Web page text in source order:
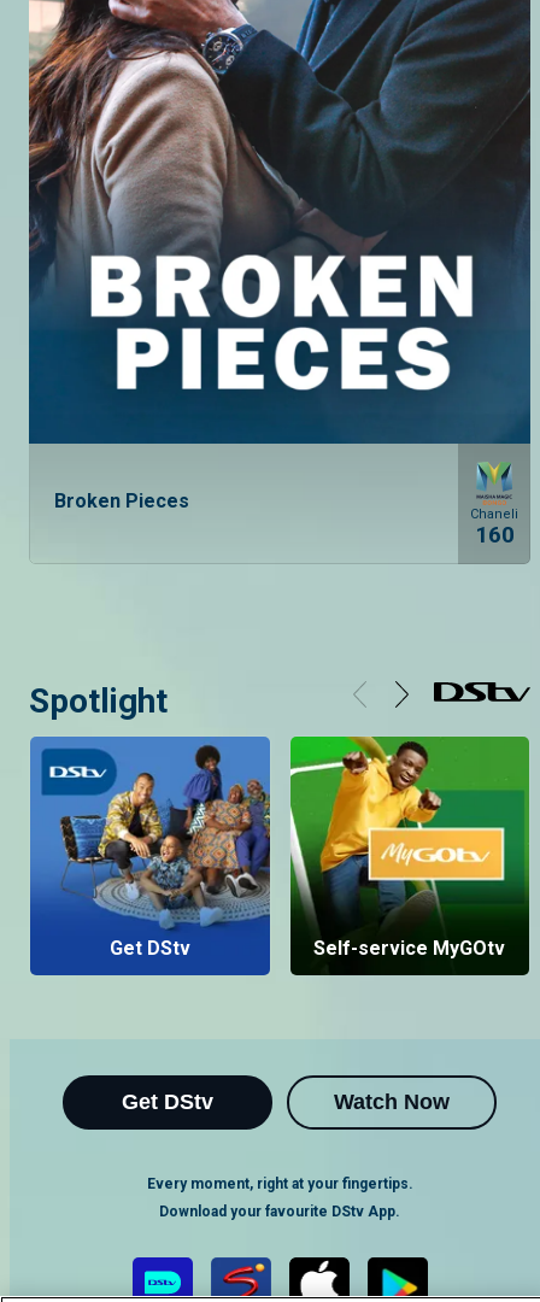
Broken Pieces
Chaneli
160
Spotlight
Get DStv Self-service MyGOtv
Get DStv Watch Now
Every moment, right at your fingertips.
Download your favourite DStv App.